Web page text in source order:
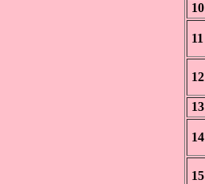
10
11
12
13
14
15